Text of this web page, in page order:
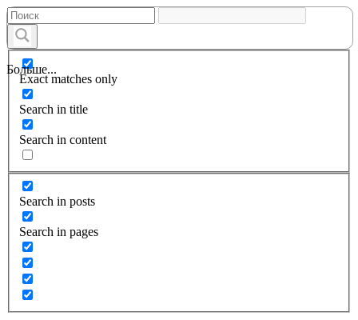
Больше...
Exact matches only
Search in title
Search in content
Search in posts
Search in pages